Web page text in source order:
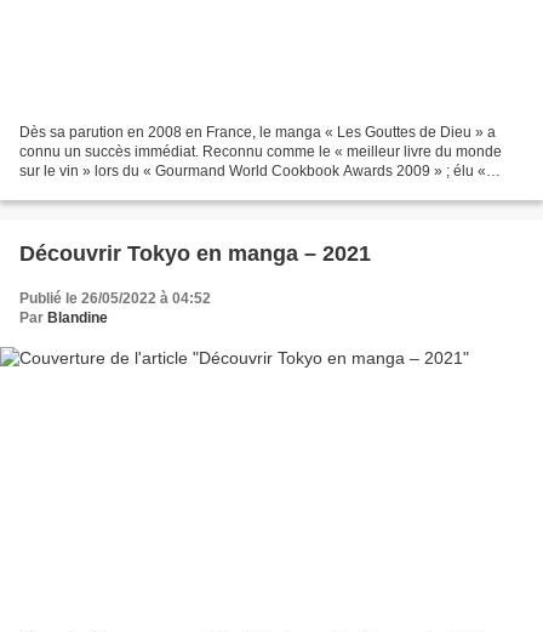
Dès sa parution en 2008 en France, le manga « Les Gouttes de Dieu » a
connu un succès immédiat. Reconnu comme le « meilleur livre du monde
sur le vin » lors du « Gourmand World Cookbook Awards 2009 » ; élu «
Découvrir Tokyo en manga – 2021
Publié le 26/05/2022 à 04:52
Par Blandine